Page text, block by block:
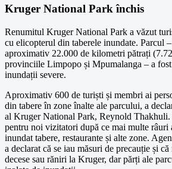
Kruger National Park închis
Renumitul Kruger National Park a văzut
cu elicopterul din taberele inundate. Parcul –
aproximativ 22.000 de kilometri pătrați
provinciile Limpopo și Mpumalanga – a
inundații severe.
Aproximativ 600 de turiști și membri ai
din tabere în zone înalte ale parcului, a
al Kruger National Park, Reynold Thakhuli.
pentru noi vizitatori după ce mai multe râuri
inundat tabere, restaurante și alte zone.
a declarat că se iau măsuri de precauție și
decese sau răniri la Kruger, dar părți ale